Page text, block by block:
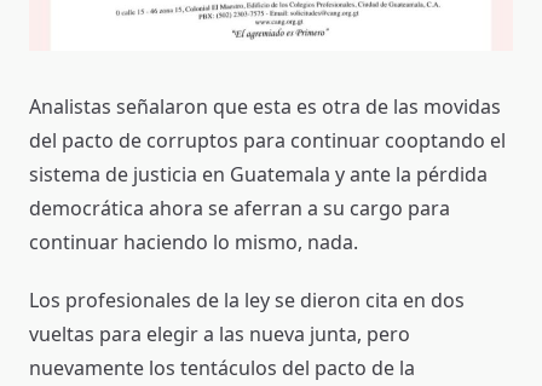
Analistas señalaron que esta es otra de las movidas
del pacto de corruptos para continuar cooptando el
sistema de justicia en Guatemala y ante la pérdida
democrática ahora se aferran a su cargo para
continuar haciendo lo mismo, nada.
Los profesionales de la ley se dieron cita en dos
vueltas para elegir a las nueva junta, pero
nuevamente los tentáculos del pacto de la